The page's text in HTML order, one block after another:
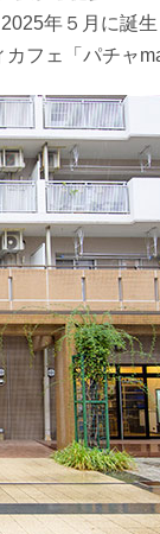
年５月に誕
フェ「パチャ